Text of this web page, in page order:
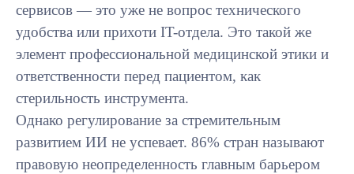
сервисов — это уже не вопрос технического
удобства или прихоти IT-отдела. Это такой же
элемент профессиональной медицинской этики и
ответственности перед пациентом, как
стерильность инструмента.
Однако регулирование за стремительным
развитием ИИ не успевает. 86% стран называют
правовую неопределенность главным барьером